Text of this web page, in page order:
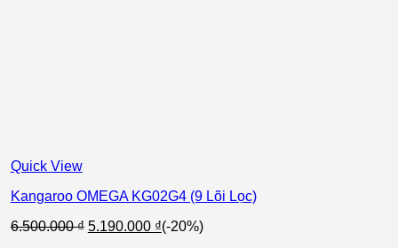
Quick View
Kangaroo OMEGA KG02G4 (9 Lõi Lọc)
6.500.000₫ Giá
5.190.000 ₫Giá
(-20%)